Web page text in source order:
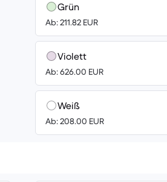
Grün
Ab: 211.82 EUR
Violett
Ab: 626.00 EUR
Weiß
Ab: 208.00 EUR